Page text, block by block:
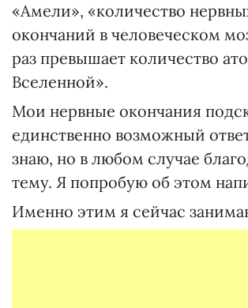
«Амели», «количество
окончаний в человеческом
раз превышает количество
Вселенной».
Мои нервные окончания
единственно возможный
знаю, но в любом случае
тему. Я попробую об этом
Именно этим я сейчас